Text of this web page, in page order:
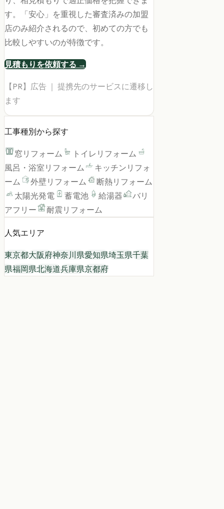
す。「安心」を重視した審査済みの加盟
店のみ紹介されるので、初めての方でも
比較しやすいのが特徴です。
見積もりを依頼する →
【PR】広告 ｜ 提携先のサービスに遷移し
ます
工事種別から探す
窓リフォーム
トイレリフォーム
風呂・浴室リフォーム
キッチンリフォ
ーム
外壁リフォーム
断熱リフォーム
太陽光発電
蓄電池 給湯器
バリ
アフリー
耐震リフォーム
人気エリア
東京都大阪府神奈川県愛知県埼玉県千葉
県福岡県北海道兵庫県京都府